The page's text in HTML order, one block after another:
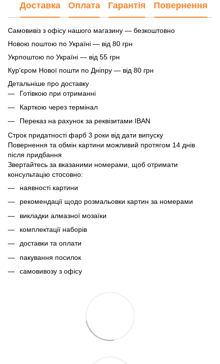
Доставка Оплата Гарантія Повернення
Самовивіз з офісу нашого магазину — безкоштовно
Новою поштою по Україні — від 80 грн
Укрпоштою по Україні — від 55 грн
Кур'єром Нової пошти по Дніпру — від 80 грн
Детальніше про доставку
Готівкою при отриманні
Карткою через термінал
Переказ на рахунок за реквізитами IBAN
Строк придатності фарб 3 роки від дати випуску
Повернення та обмін картини можливий протягом 14 днів
після придбання
Звертайтесь за вказаними номерами, щоб отримати
консультацію стосовно:
наявності картини
рекомендації щодо розмальовки картин за номерами
викладки алмазної мозаїки
комплектації наборів
доставки та оплати
пакування посилок
самовивозу з офісу